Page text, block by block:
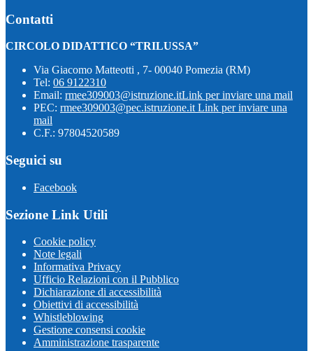
Contatti
CIRCOLO DIDATTICO “TRILUSSA”
Via Giacomo Matteotti , 7- 00040 Pomezia (RM)
Tel: 06 9122310
Email: rmee309003@istruzione.itLink per inviare una mail
PEC: rmee309003@pec.istruzione.itLink per inviare una
mail
C.F.: 97804520589
Seguici su
Facebook
Sezione Link Utili
Cookie policy
Note legali
Informativa Privacy
Ufficio Relazioni con il Pubblico
Dichiarazione di accessibilità
Obiettivi di accessibilità
Whistleblowing
Gestione consensi cookie
Amministrazione trasparente